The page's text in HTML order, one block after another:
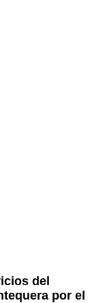
del
por el